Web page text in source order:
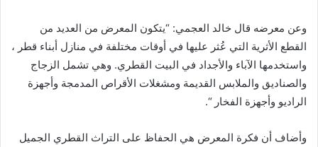
وعن معرضه قال خالد العجمي: “يتكون المعرض من العديد من
القطع الأثرية التي عُثر عليها في أوقات مختلفة في منازل أبناء قطر ،
واستخدمها الآباء والأجداد في البيت القطري. وهي تشمل الزجاج
والصناديق والملابس القديمة ومشغلات الأقراص المدمجة وأجهزة
الراديو وأجهزة الفخار “.
وأضاف أن فكرة المعرض هي الحفاظ على التراث القطري الجميل